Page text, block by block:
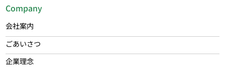
Company
会社案内
ごあいさつ
企業理念